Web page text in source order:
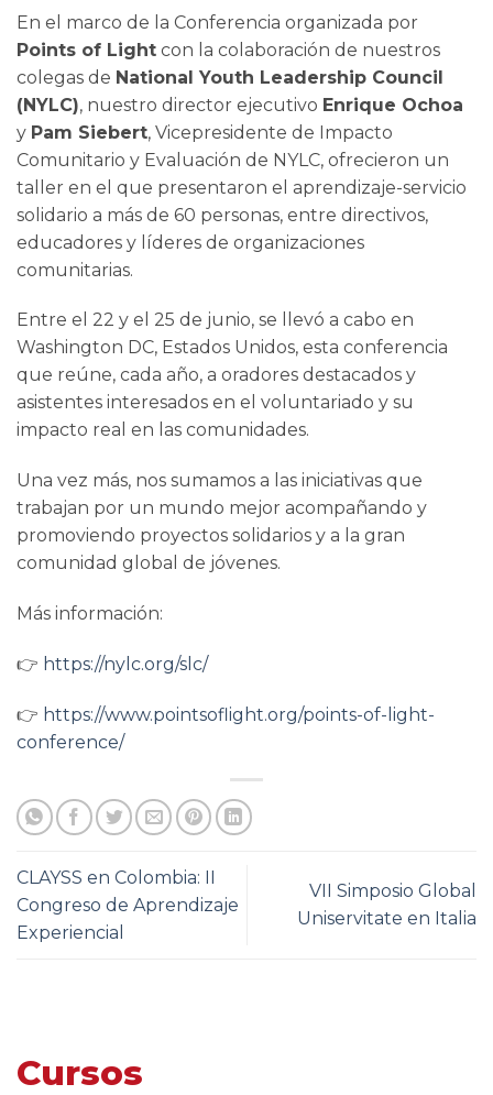
En el marco de la Conferencia organizada por
Points of Light con la colaboración de nuestros
colegas de National Youth Leadership Council
(NYLC), nuestro director ejecutivo Enrique Ochoa
y Pam Siebert, Vicepresidente de Impacto
Comunitario y Evaluación de NYLC, ofrecieron un
taller en el que presentaron el aprendizaje-servicio
solidario a más de 60 personas, entre directivos,
educadores y líderes de organizaciones
comunitarias.
Entre el 22 y el 25 de junio, se llevó a cabo en
Washington DC, Estados Unidos, esta conferencia
que reúne, cada año, a oradores destacados y
asistentes interesados en el voluntariado y su
impacto real en las comunidades.
Una vez más, nos sumamos a las iniciativas que
trabajan por un mundo mejor acompañando y
promoviendo proyectos solidarios y a la gran
comunidad global de jóvenes.
Más información:
👉 https://nylc.org/slc/
👉 https://www.pointsoflight.org/points-of-light-
conference/
CLAYSS en Colombia: II
Congreso de Aprendizaje
Experiencial
VII Simposio Global
Uniservitate en Italia
Cursos